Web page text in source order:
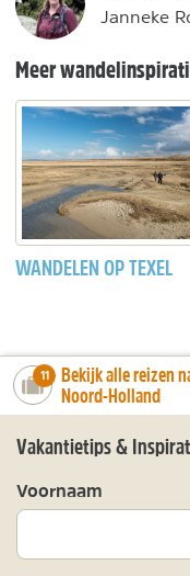
Janneke
Meer
WANDELEN OP TEXEL
number_of_trips:
11
Bekijk alle reizen
Noord-Holland
Vakantietips &
Voornaam